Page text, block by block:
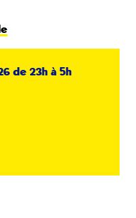
de 23h à 5h